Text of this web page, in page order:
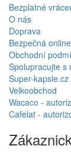
Bezplatné
O nás
Doprava
Bezpečná
Obchodní
Spolupracujte s
Super-
Velkoobchod
Wacaco -
Cafelat -